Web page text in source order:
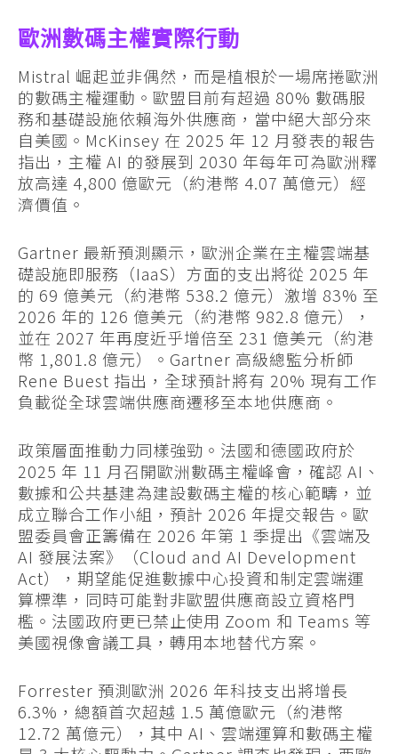
歐洲數碼主權實際行動
Mistral 崛起並非偶然，而是植根於一場席捲歐洲
的數碼主權運動。歐盟目前有超過 80% 數碼服
務和基礎設施依賴海外供應商，當中絕大部分來
自美國。McKinsey 在 2025 年 12 月發表的報告
指出，主權 AI 的發展到 2030 年每年可為歐洲釋
放高達 4,800 億歐元（約港幣 4.07 萬億元）經
濟價值。
Gartner 最新預測顯示，歐洲企業在主權雲端基
礎設施即服務（IaaS）方面的支出將從 2025 年
的 69 億美元（約港幣 538.2 億元）激增 83% 至
2026 年的 126 億美元（約港幣 982.8 億元），
並在 2027 年再度近乎增倍至 231 億美元（約港
幣 1,801.8 億元）。Gartner 高級總監分析師
Rene Buest 指出，全球預計將有 20% 現有工作
負載從全球雲端供應商遷移至本地供應商。
政策層面推動力同樣強勁。法國和德國政府於
2025 年 11 月召開歐洲數碼主權峰會，確認 AI、
數據和公共基建為建設數碼主權的核心範疇，並
成立聯合工作小組，預計 2026 年提交報告。歐
盟委員會正籌備在 2026 年第 1 季提出《雲端及
AI 發展法案》（Cloud and AI Development
Act），期望能促進數據中心投資和制定雲端運
算標準，同時可能對非歐盟供應商設立資格門
檻。法國政府更已禁止使用 Zoom 和 Teams 等
美國視像會議工具，轉用本地替代方案。
Forrester 預測歐洲 2026 年科技支出將增長
6.3%，總額首次超越 1.5 萬億歐元（約港幣
12.72 萬億元），其中 AI、雲端運算和數碼主權